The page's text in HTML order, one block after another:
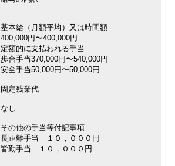
基本給（月額平均）又は時間額
400,000円〜400,000円
定額的に支払われる手当
歩合手当370,000円〜540,000円
安全手当50,000円〜50,000円
固定残業代
なし
その他の手当等付記事項
長距離手当 １０，０００円
皆勤手当 １０，０００円